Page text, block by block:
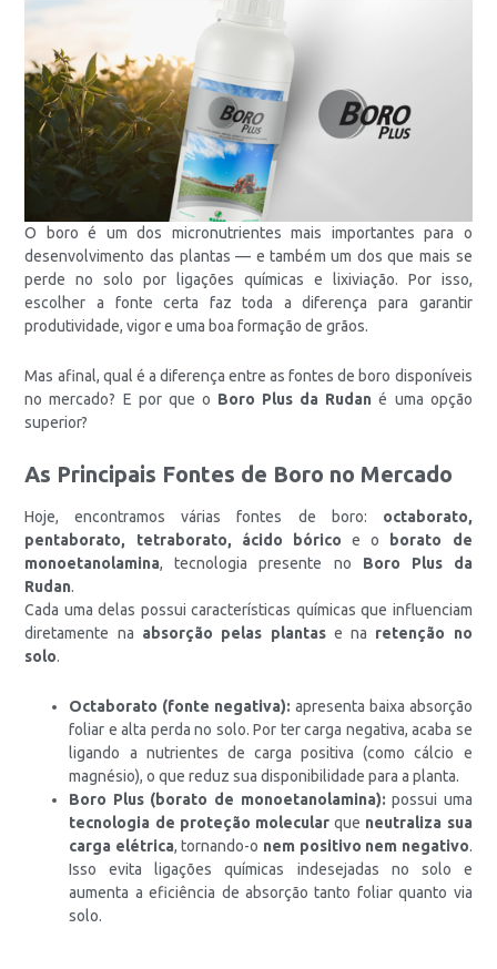
O boro é um dos micronutrientes mais importantes para o
desenvolvimento das plantas — e também um dos que mais se
perde no solo por ligações químicas e lixiviação. Por isso,
escolher a fonte certa faz toda a diferença para garantir
produtividade, vigor e uma boa formação de grãos.
Mas afinal, qual é a diferença entre as fontes de boro disponíveis
no mercado? E por que o Boro Plus da Rudan é uma opção
superior?
As Principais Fontes de Boro no Mercado
Hoje, encontramos várias fontes de boro: octaborato,
pentaborato, tetraborato, ácido bórico e o borato de
monoetanolamina, tecnologia presente no Boro Plus da
Rudan.
Cada uma delas possui características químicas que influenciam
diretamente na absorção pelas plantase na retenção no
solo.
Octaborato (fonte negativa): apresenta baixa absorção
foliar e alta perda no solo. Por ter carga negativa, acaba se
ligando a nutrientes de carga positiva (como cálcio e
magnésio), o que reduz sua disponibilidade para a planta.
Boro Plus (borato de monoetanolamina): possui uma
tecnologia de proteção molecular que neutraliza sua
carga elétrica, tornando-o nem positivo nem negativo.
Isso evita ligações químicas indesejadas no solo e
aumenta a eficiência de absorção tanto foliar quanto via
solo.